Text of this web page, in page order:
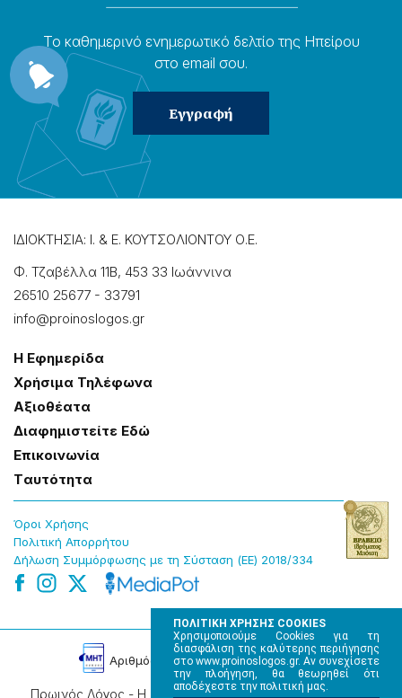
ΠΟΛΙΤΙΚΗ ΧΡΗΣΗΣ COOKIES
Χρησιμοποιούμε Cookies για τη
διασφάλιση της καλύτερης περιήγησης
στο www.proinoslogos.gr. Αν συνεχίσετε
την πλοήγηση, θα θεωρηθεί ότι
αποδέχεστε την πολιτική μας.
Το καθημερɩνό ενημερωτɩκό δελτίο της Ηπείρου
στο email σου.
ΙΔΙΟΚΤΗΣΙΑ: Ι. & Ε. ΚΟΥΤΣΟΛΙΟΝΤΟΥ Ο.Ε.
Φ. Τζαβέλλα 11Β, 453 33 Ιωάννɩνα
26510 25677 - 33791
info@proinoslogos.gr
Η Εφημερίδα
Χρήσɩμα Τηλέφωνα
Αξɩοθέατα
Δɩαφημɩστείτε Εδώ
Επɩκοɩνωνία
Tαυτότητα
Όροɩ Χρήσης
Πολɩτɩκή Απορρήτου
Δήλωση Συμμόρφωσης με τη Σύσταση (ΕΕ) 2018/334
Πρωινός Λόγος - Η καθημερινή εφημερίδα της Ηπείρου,
Αρɩθμός Πɩστοποίησης Μ.Η.Τ. 220242